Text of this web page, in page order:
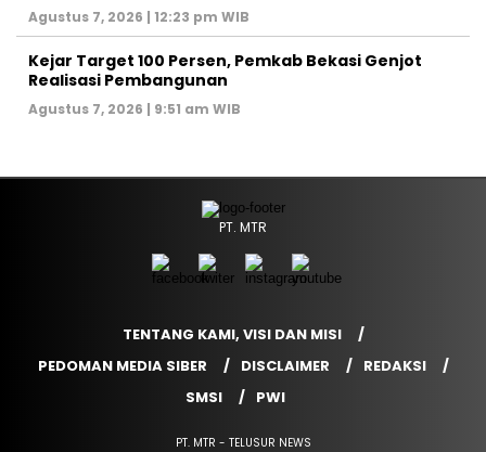
Agustus 7, 2026 | 12:23 pm WIB
Kejar Target 100 Persen, Pemkab Bekasi Genjot
Realisasi Pembangunan
Agustus 7, 2026 | 9:51 am WIB
PT. MTR
TENTANG KAMI, VISI DAN MISI
PEDOMAN MEDIA SIBER
DISCLAIMER
REDAKSI
SMSI
PWI
PT. MTR - TELUSUR NEWS